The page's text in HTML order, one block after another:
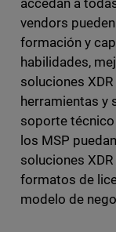
accedan a
vendors
formación y
habilidades,
soluciones
herramientas y
soporte
los MSP
soluciones
formatos de
modelo de